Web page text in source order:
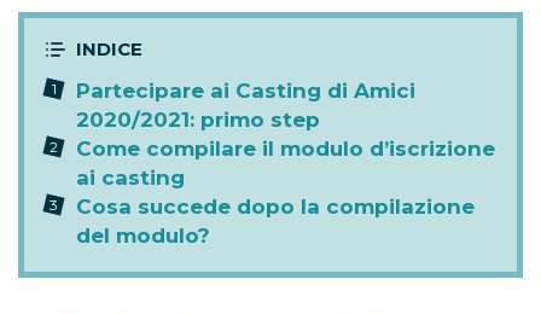
Partecipare ai Casting di Amici
2020/2021: primo step
Come compilare il modulo d’iscrizione
ai casting
Cosa succede dopo la compilazione
del modulo?